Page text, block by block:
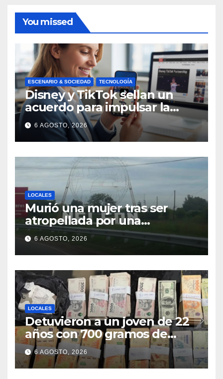
You missed
ESCENARIO & SOCIEDAD TECNOLOGÍA
Disney y TikTok sellan un
acuerdo para impulsar la
creación de contenido oficial
en formato vertical
6 AGOSTO, 2026
LOCALES
Murió una mujer tras ser
atropellada por una
motocicleta en Nelson
6 AGOSTO, 2026
LOCALES
Detuvieron a un joven de 22
años con 700 gramos de
cocaína
6 AGOSTO, 2026